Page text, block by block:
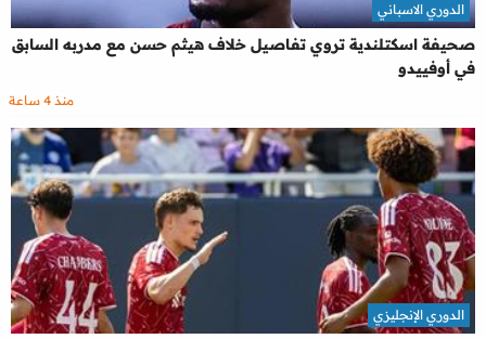
صحيفة اسكتلندية تروي تفاصيل خلاف هيثم حسن مع مدربه السابق
في أوفييدو
الدوري الاسباني
منذ 4 ساعة
الدوري الإنجليزي